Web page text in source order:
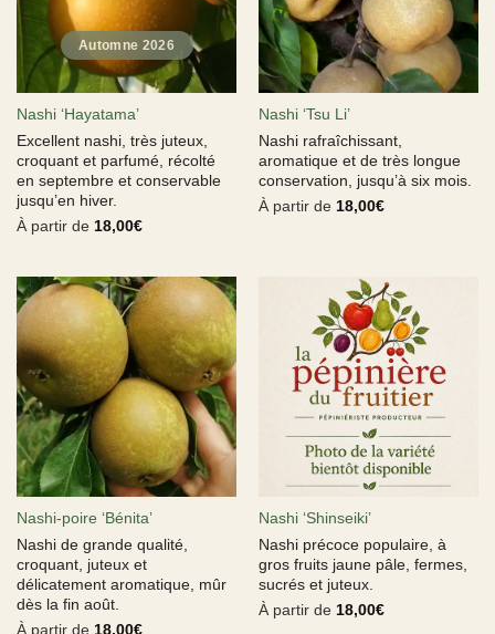
Nashi ‘Hayatama’
Excellent nashi, très juteux,
croquant et parfumé, récolté
en septembre et conservable
jusqu’en hiver.
À partir de 18,00€
Nashi ‘Tsu Li’
Nashi rafraîchissant,
aromatique et de très longue
conservation, jusqu’à six mois.
À partir de 18,00€
Nashi-poire ‘Bénita’
Nashi de grande qualité,
croquant, juteux et
délicatement aromatique, mûr
dès la fin août.
À partir de 18,00€
Nashi ‘Shinseiki’
Nashi précoce populaire, à
gros fruits jaune pâle, fermes,
sucrés et juteux.
À partir de 18,00€